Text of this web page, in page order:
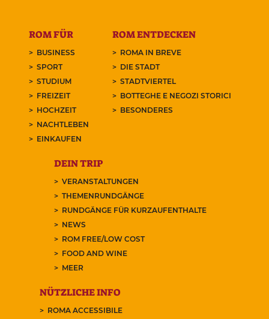
ROM FÜR
BUSINESS
SPORT
STUDIUM
FREIZEIT
HOCHZEIT
NACHTLEBEN
EINKAUFEN
ROM ENTDECKEN
ROMA IN BREVE
DIE STADT
STADTVIERTEL
BOTTEGHE E NEGOZI STORICI
BESONDERES
DEIN TRIP
VERANSTALTUNGEN
THEMENRUNDGÄNGE
RUNDGÄNGE FÜR KURZAUFENTHALTE
NEWS
ROM FREE/LOW COST
FOOD AND WINE
MEER
NÜTZLICHE INFO
ROMA ACCESSIBILE